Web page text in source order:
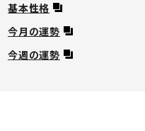
基本性格
今月の運勢
今週の運勢